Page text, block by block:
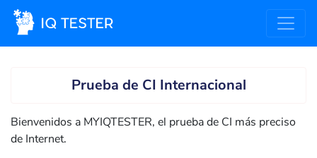
Prueba de CI Internacional
Bienvenidos a MYIQTESTER, el prueba de CI más preciso
de Internet.